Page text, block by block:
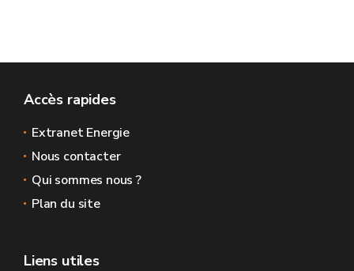
Accès rapides
Extranet Energie
Nous contacter
Qui sommes nous ?
Plan du site
Liens utiles